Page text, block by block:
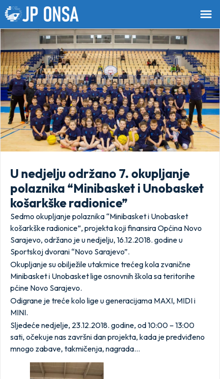
U nedjelju održano 7. okupljanje
polaznika “Minibasket i Unobasket
košarkške radionice”
Sedmo okupljanje polaznika “Minibasket i Unobasket
košarkške radionice”, projekta koji finansira Općina Novo
Sarajevo, održano je u nedjelju, 16.12.2018. godine u
Sportskoj dvorani “Novo Sarajevo”.
Okupljanje su obilježile utakmice trećeg kola zvanične
Minibasket i Unobasket lige osnovnih škola sa teritorihe
pćine Novo Sarajevo.
Odigrane je treće kolo lige u generacijama MAXI, MIDI i
MINI.
Sljedeće nedjelje, 23.12.2018. godine, od 10:00 – 13:00
sati, očekuje nas završni dan projekta, kada je predviđeno
mnogo zabave, takmičenja, nagrada…